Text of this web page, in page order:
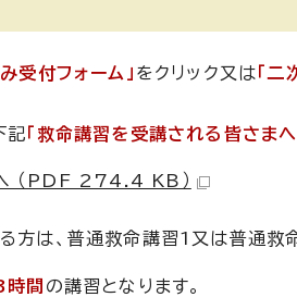
受付フォーム」 をクリック又は 「
記 「救命講習を受講される皆さまへ
（PDF 274.4 KB）
方は、普通救命講習1又は普通救
時間 の講習となります。